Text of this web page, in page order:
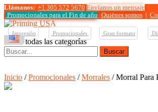
Llámanos: +1 305 572 5670 Envíanos un mensaje
Promocionales para elFin de año Quiénes somos
Impresión Promocionales Gran formato
Ver todas las categorías
Buscar:
Inicio /Promocionales /Morrales / Morral Para